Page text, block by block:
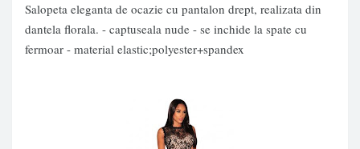
Salopeta eleganta de ocazie cu pantalon drept, realizata din
dantela florala. - captuseala nude - se inchide la spate cu
fermoar - material elastic;polyester+spandex